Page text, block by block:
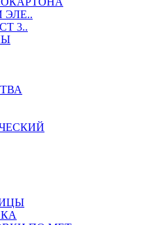
ЭЛЕ..
3..